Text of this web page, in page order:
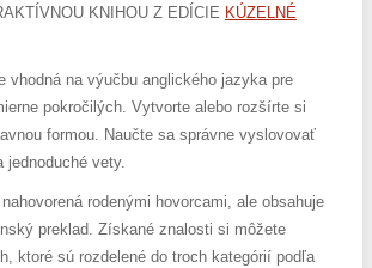
KNIHOU Z EDÍCIE KÚZELNÉ
vhodná na výučbu anglického jazyka pre
pokročilých. Vytvorte alebo rozšírte si
formou. Naučte sa správne vyslovovať
vety.
rodenými hovorcami, ale obsahuje
preklad. Získané znalosti si môžete
ktoré sú rozdelené do troch kategórií podľa